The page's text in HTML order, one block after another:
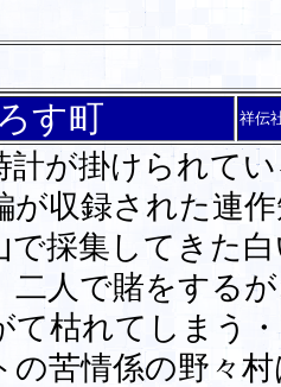
す町 祥伝
が掛けられて
が収録された連
採集してきた
二人で賭をする
て枯れてしまう
苦情係の野々